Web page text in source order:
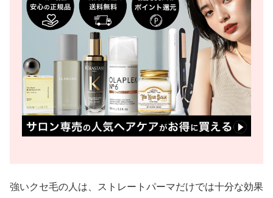
強いクセ毛の人は、ストレートパーマだけでは十分な効果